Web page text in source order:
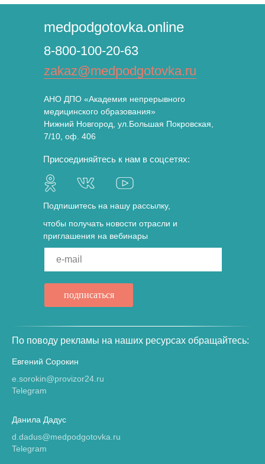
8-800-100-20-63
zakaz@medpodgotovka.ru
АНО ДПО «Академия непрерывного
медицинского образования»
Нижний Новгород, ул.Большая Покровская,
7/10, оф. 406
medpodgotovka.online
e-mail
подписаться
Подпишитесь на нашу рассылку,
чтобы получать новости отрасли и
приглашения на вебинары
Присоединяйтесь к нам в соцсетях:
По поводу рекламы на наших ресурсах обращайтесь:
Евгений Сорокин
e.sorokin@provizor24.ru
Telegram
Данила Дадус
d.dadus@medpodgotovka.ru
Telegram